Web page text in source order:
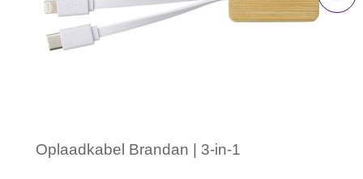
Oplaadkabel Brandan | 3-in-1